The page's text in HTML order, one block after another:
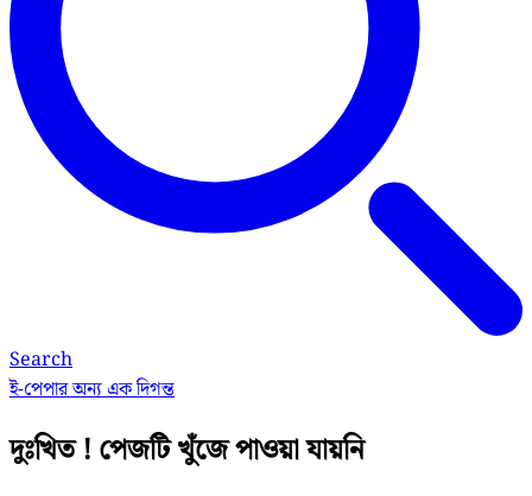
Search
ই-পেপারঅন্য এক দিগন্ত
দুঃখিত ! পেজটি খুঁজে পাওয়া যায়নি